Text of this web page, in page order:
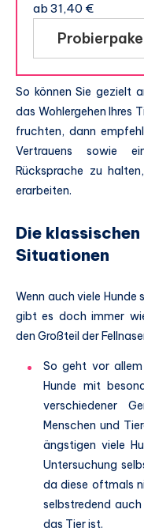
ab 31,40 €
So können Sie gezielt
das Wohlergehen Ihres
fruchten, dann
Vertrauens sowie
Rücksprache zu
erarbeiten.
Die
Situationen
Wenn auch viele Hunde
gibt es doch immer
den Großteil der
So geht vor allem
Hunde mit
verschiedener
Menschen und
ängstigen viele
Untersuchung
da diese oftmals
selbstredend auch
das Tier ist.